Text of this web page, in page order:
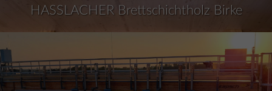
HASSLACHER Brettschichtholz Birke